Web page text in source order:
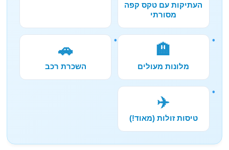
העתיקות עם טקס קפה
מסורתי
🏨
מלונות מעולים
🚗
השכרת רכב
✈️
טיסות זולות (מאוד!)